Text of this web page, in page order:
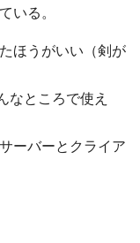
いる。
ほうがいい（剣が
なところで使え
ーバーとクライア